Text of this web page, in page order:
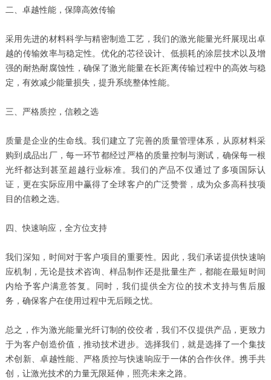
二、卓越性能，保障高效传输
采用先进的材料科学与精密制造工艺，我们的激光能量光纤展现出卓
越的传输效率与稳定性。优化的芯径设计、低损耗的涂层技术以及增
强的耐热耐腐蚀性，确保了激光能量在长距离传输过程中的高效与稳
定，有效减少能量损失，提升系统整体性能。
三、严格质控，信赖之选
质量是企业的生命线。我们建立了完善的质量管理体系，从原材料采
购到成品出厂，每一环节都经过严格的质量控制与测试，确保每一根
光纤都达到甚至超越行业标准。我们的产品不仅通过了多项国际认
证，更在实际应用中赢得了全球客户的广泛赞誉，成为众多高科技项
目的信赖之选。
四、快速响应，全方位支持
我们深知，时间对于客户项目的重要性。因此，我们承诺提供快速响
应机制，无论是技术咨询、样品制作还是批量生产，都能在最短时间
内给予客户满意答复。同时，我们提供全方位的技术支持与售后服
务，确保客户在使用过程中无后顾之忧。
总之，作为激光能量光纤订制的佼佼者，我们不仅提供产品，更致力
于为客户创造价值，推动技术进步。选择我们，就是选择了一个集技
术创新、卓越性能、严格质控与快速响应于一体的合作伙伴。携手共
创，让激光技术的力量无限延伸，照亮未来之路。